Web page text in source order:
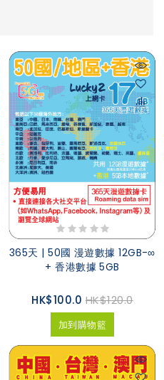
365天 | 50國 漫遊數據 12GB-∞
+ 香港數據 5GB
HK$100.0 HK$120.0
加到購物籃